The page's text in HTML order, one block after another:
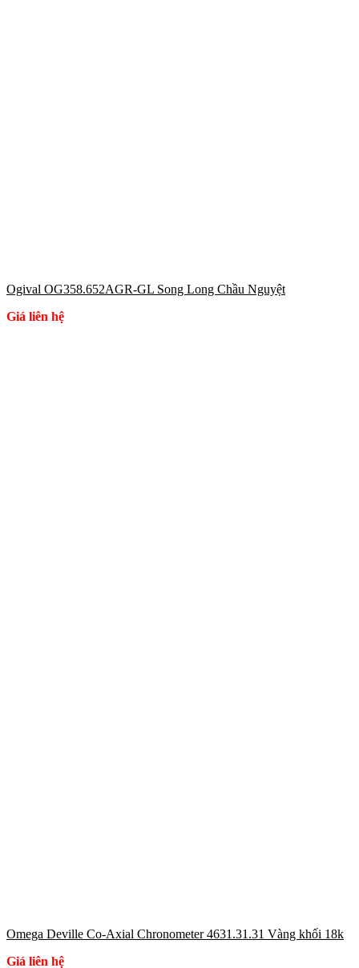
Ogival OG358.652AGR-GL Song Long Chầu Nguyệt
Giá liên hệ
Omega Deville Co-Axial Chronometer 4631.31.31 Vàng khối 18k
Giá liên hệ